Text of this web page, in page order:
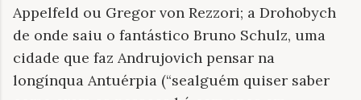
Appelfeld ou Gregor von Rezzori; a Drohobych
de onde saiu o fantástico Bruno Schulz, uma
cidade que faz Andrujovich pensar na
longínqua Antuérpia (“se ​​alguém quiser saber